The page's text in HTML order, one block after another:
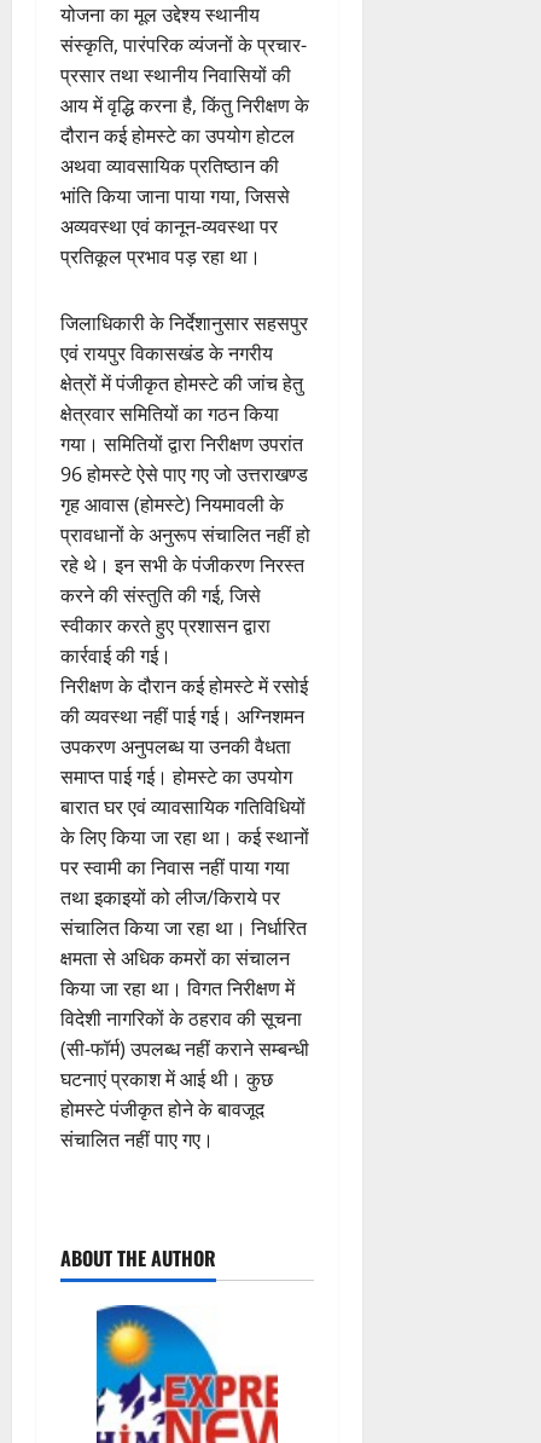
योजना का मूल उद्देश्य स्थानीय
संस्कृति, पारंपरिक व्यंजनों के प्रचार-
प्रसार तथा स्थानीय निवासियों की
आय में वृद्धि करना है, किंतु निरीक्षण के
दौरान कई होमस्टे का उपयोग होटल
अथवा व्यावसायिक प्रतिष्ठान की
भांति किया जाना पाया गया, जिससे
अव्यवस्था एवं कानून-व्यवस्था पर
प्रतिकूल प्रभाव पड़ रहा था।
जिलाधिकारी के निर्देशानुसार सहसपुर
एवं रायपुर विकासखंड के नगरीय
क्षेत्रों में पंजीकृत होमस्टे की जांच हेतु
क्षेत्रवार समितियों का गठन किया
गया। समितियों द्वारा निरीक्षण उपरांत
96 होमस्टे ऐसे पाए गए जो उत्तराखण्ड
गृह आवास (होमस्टे) नियमावली के
प्रावधानों के अनुरूप संचालित नहीं हो
रहे थे। इन सभी के पंजीकरण निरस्त
करने की संस्तुति की गई, जिसे
स्वीकार करते हुए प्रशासन द्वारा
कार्रवाई की गई।
निरीक्षण के दौरान कई होमस्टे में रसोई
की व्यवस्था नहीं पाई गई। अग्निशमन
उपकरण अनुपलब्ध या उनकी वैधता
समाप्त पाई गई। होमस्टे का उपयोग
बारात घर एवं व्यावसायिक गतिविधियों
के लिए किया जा रहा था। कई स्थानों
पर स्वामी का निवास नहीं पाया गया
तथा इकाइयों को लीज/किराये पर
संचालित किया जा रहा था। निर्धारित
क्षमता से अधिक कमरों का संचालन
किया जा रहा था। विगत निरीक्षण में
विदेशी नागरिकों के ठहराव की सूचना
(सी-फॉर्म) उपलब्ध नहीं कराने सम्बन्धी
घटनाएं प्रकाश में आई थी। कुछ
होमस्टे पंजीकृत होने के बावजूद
संचालित नहीं पाए गए।
o
ABOUT THE AUTHOR